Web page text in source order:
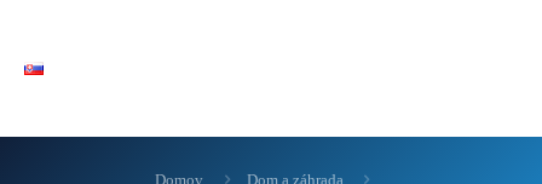
Domov
Dom a záhrada